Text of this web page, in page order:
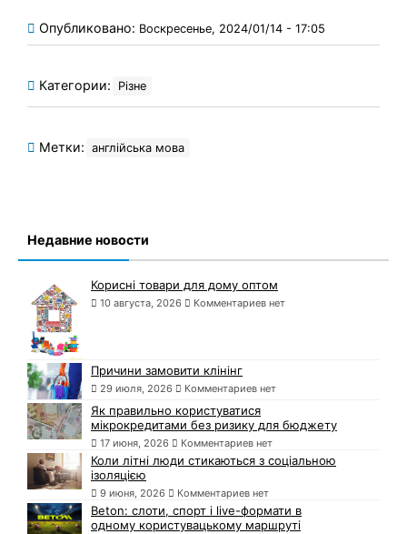
Опубликовано: Воскресенье, 2024/01/14 - 17:05
Категории: Різне
Метки: англійська мова
Недавние новости
Корисні товари для дому оптом
10 августа, 2026 Комментариев нет
Причини замовити клінінг
29 июля, 2026 Комментариев нет
Як правильно користуватися
мікрокредитами без ризику для бюджету
17 июня, 2026 Комментариев нет
Коли літні люди стикаються з соціальною
ізоляцією
9 июня, 2026 Комментариев нет
Beton: слоти, спорт і live-формати в
одному користувацькому маршруті